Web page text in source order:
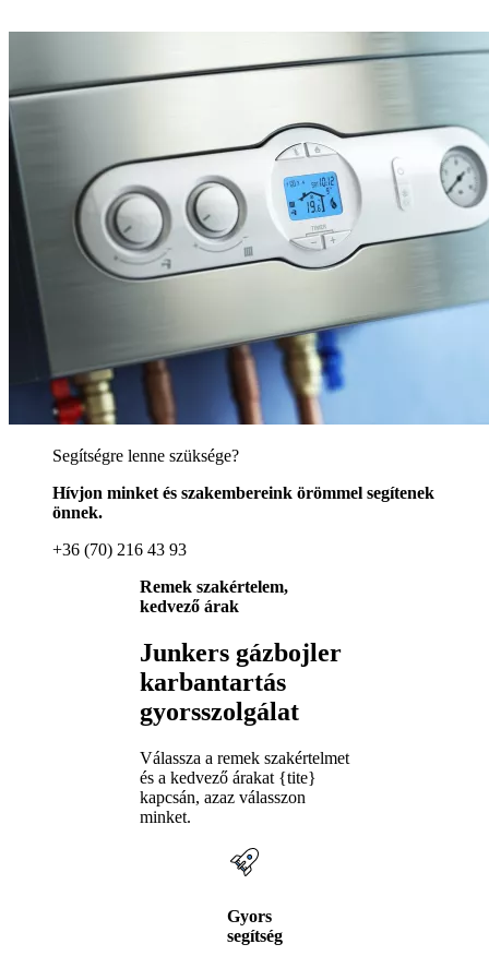
Segítségre lenne szüksége?
Hívjon minket és szakembereink örömmel segítenek
önnek.
+36 (70) 216 43 93
Remek szakértelem,
kedvező árak
Junkers gázbojler
karbantartás
gyorsszolgálat
Válassza a remek szakértelmet
és a kedvező árakat {tite}
kapcsán, azaz válasszon
minket.
Gyors
segítség